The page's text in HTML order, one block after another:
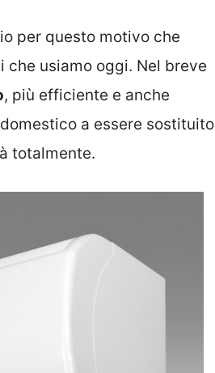
per questo motivo che
usiamo oggi. Nel breve
, più efficiente e anche
a essere sostituito
totalmente.